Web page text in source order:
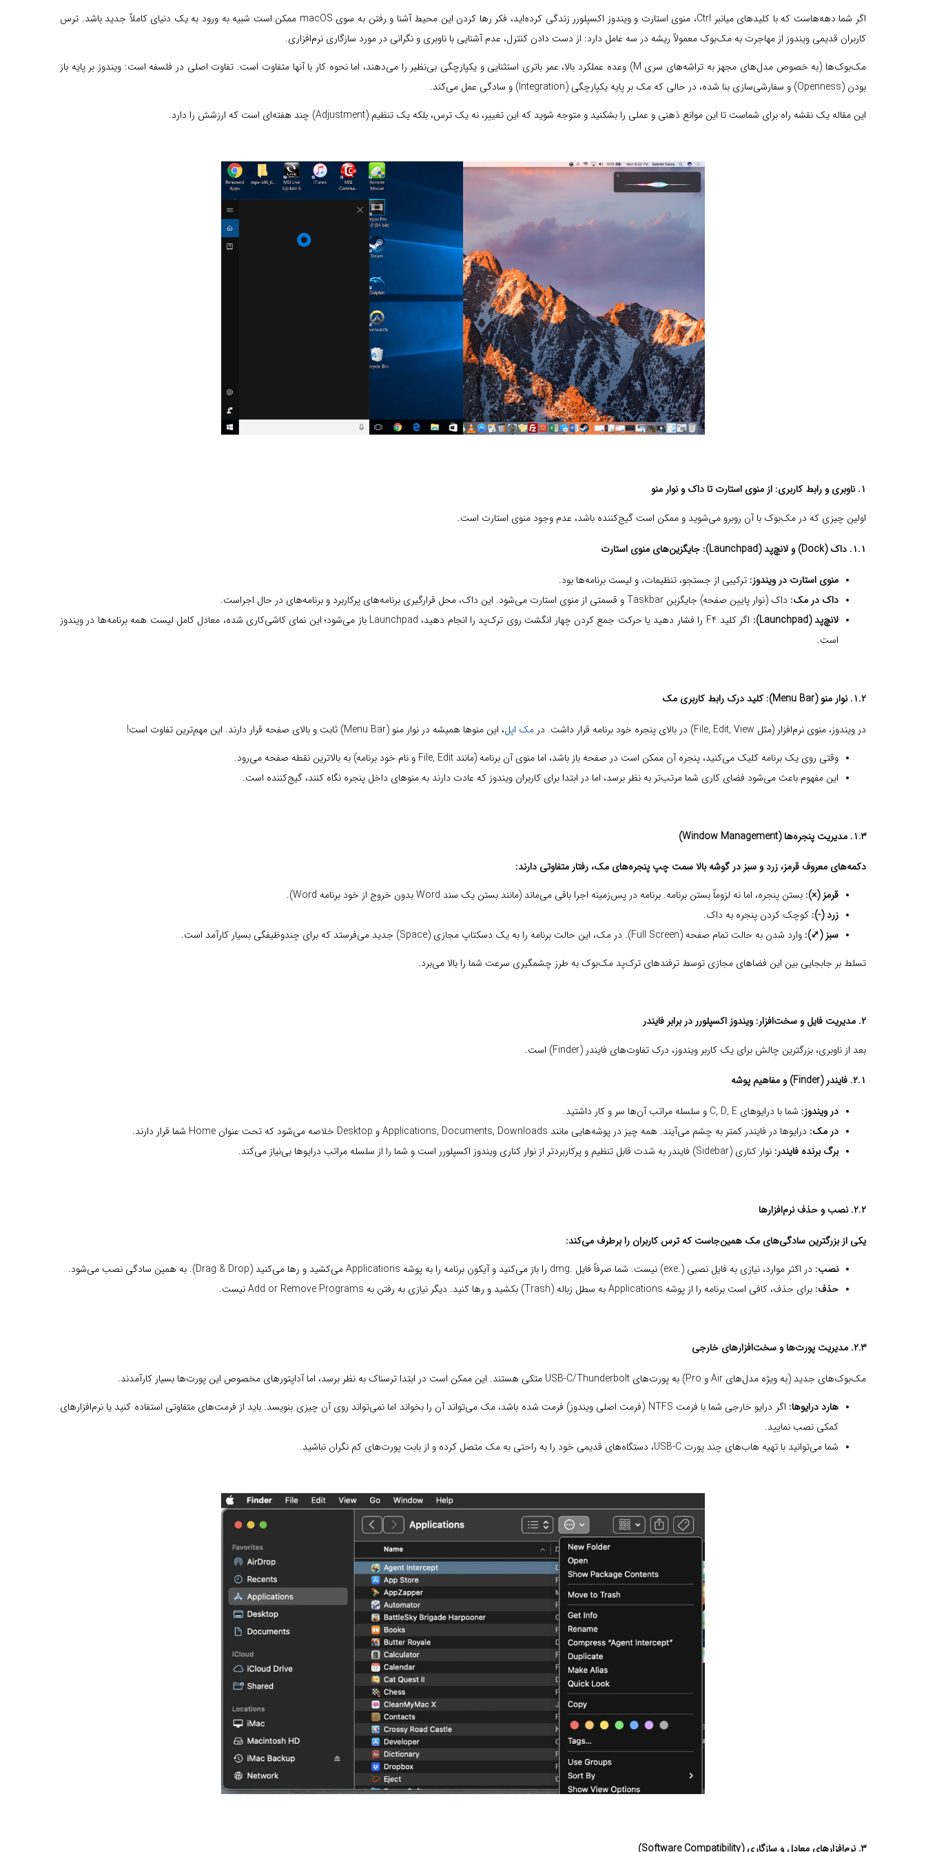
اگر شما دهه‌هاست که با کلیدهای میانبر Ctrl، منوی استارت و ویندوز اکسپلورر زندگی کرده‌اید، فکر رها کردن این محیط آشنا و رفتن به سوی macOS ممکن است شبیه به ورود به یک دنیای کاملاً جدید باشد. ترس
کاربران قدیمی ویندوز از مهاجرت به مک‌بوک معمولاً ریشه در سه عامل دارد: از دست دادن کنترل، عدم آشنایی با ناوبری و نگرانی در مورد سازگاری نرم‌افزاری.
مک‌بوک‌ها (به خصوص مدل‌های مجهز به تراشه‌های سری M) وعده عملکرد بالا، عمر باتری استثنایی و یکپارچگی بی‌نظیر را می‌دهند، اما نحوه کار با آنها متفاوت است. تفاوت اصلی در فلسفه است: ویندوز بر پایه باز
بودن (Openness) و سفارشی‌سازی بنا شده، در حالی که مک بر پایه یکپارچگی (Integration) و سادگی عمل می‌کند.
این مقاله یک نقشه راه برای شماست تا این موانع ذهنی و عملی را بشکنید و متوجه شوید که این تغییر، نه یک ترس، بلکه یک تنظیم (Adjustment) چند هفته‌ای است که ارزشش را دارد.
۱. ناوبری و رابط کاربری:
از منوی استارت تا داک و نوار منو
اولین چیزی که در مک‌بوک با آن روبرو می‌شوید و ممکن است گیج‌کننده باشد، عدم وجود منوی استارت است.
۱.۱. داک (Dock) و لانچ‌پد (Launchpad): جایگزین‌های منوی استارت
منوی استارت در ویندوز: ترکیبی از جستجو، تنظیمات، و لیست برنامه‌ها بود.
داک در مک: داک (نوار پایین صفحه) جایگزین Taskbar و قسمتی از منوی استارت می‌شود. این داک، محل قرارگیری برنامه‌های پرکاربرد و برنامه‌های در حال اجراست.
لانچ‌پد (Launchpad):
اگر کلید F4 را فشار دهید یا حرکت جمع کردن چهار انگشت روی ترک‌پد را انجام دهید، Launchpad باز می‌شود؛ این نمای کاشی‌کاری شده، معادل کامل لیست همه برنامه‌ها در ویندوز
است.
۱.۲. نوار منو (Menu Bar): کلید درک رابط کاربری مک
در ویندوز، منوی نرم‌افزار (مثل File, Edit, View) در بالای پنجره خود برنامه قرار داشت. در مک اپل، این منوها همیشه در نوار منو (Menu Bar) ثابت و بالای صفحه قرار دارند. این مهم‌ترین تفاوت است!
وقتی روی یک برنامه کلیک می‌کنید، پنجره آن ممکن است در صفحه باز باشد، اما منوی آن برنامه (مانند File, Edit و نام خود برنامه) به بالاترین نقطه صفحه می‌رود.
این مفهوم باعث می‌شود فضای کاری شما مرتب‌تر به نظر برسد، اما در ابتدا برای کاربران ویندوز که عادت دارند به منوهای داخل پنجره نگاه کنند، گیج‌کننده است.
۱.۳. مدیریت پنجره‌ها (Window Management)
دکمه‌های معروف قرمز، زرد و سبز در گوشه بالا سمت چپ پنجره‌های مک، رفتار متفاوتی دارند:
قرمز (×): بستن پنجره، اما نه لزوماً بستن برنامه. برنامه در پس‌زمینه اجرا باقی می‌ماند (مانند بستن یک سند Word بدون خروج از خود برنامه Word).
زرد (-): کوچک کردن پنجره به داک.
سبز (⤢): وارد شدن به حالت تمام صفحه (Full Screen). در مک، این حالت برنامه را به یک دسکتاپ مجازی (Space) جدید می‌فرستد که برای چندوظیفگی بسیار کارآمد است.
تسلط بر جابجایی بین این فضاهای مجازی توسط ترفندهای ترک‌پد مک‌بوک به طرز چشمگیری سرعت شما را بالا می‌برد.
۲. مدیریت فایل و سخت‌افزار:
ویندوز اکسپلورر در برابر فایندر
بعد از ناوبری، بزرگترین چالش برای یک کاربر ویندوز، درک تفاوت‌های فایندر (Finder) است.
۲.۱. فایندر (Finder) و مفاهیم پوشه
در ویندوز: شما با درایوهای C, D, E و سلسله مراتب آن‌ها سر و کار داشتید.
در مک: درایوها در فایندر کمتر به چشم می‌آیند. همه چیز در پوشه‌هایی مانند Applications, Documents, Downloads و Desktop خلاصه می‌شود که تحت عنوان Home شما قرار دارند.
برگ برنده فایندر: نوار کناری (Sidebar) فایندر به شدت قابل تنظیم و پرکاربردتر از نوار کناری ویندوز اکسپلورر است و شما را از سلسله مراتب درایوها بی‌نیاز می‌کند.
۲.۲. نصب و حذف نرم‌افزارها
یکی از بزرگترین سادگی‌های مک همین‌جاست که ترس کاربران را برطرف می‌کند:
نصب: در اکثر موارد، نیازی به فایل نصبی (.exe) نیست. شما صرفاً فایل .dmg را باز می‌کنید و آیکون برنامه را به پوشه Applications می‌کشید و رها می‌کنید (Drag & Drop). به همین سادگی نصب می‌شود.
حذف: برای حذف، کافی است برنامه را از پوشه Applications به سطل زباله (Trash) بکشید و رها کنید. دیگر نیازی به رفتن به Add or Remove Programs نیست.
۲.۳. مدیریت پورت‌ها و سخت‌افزارهای خارجی
مک‌بوک‌های جدید (به ویژه مدل‌های Air و Pro) به پورت‌های USB-C/Thunderbolt متکی هستند. این ممکن است در ابتدا ترسناک به نظر برسد، اما آداپتورهای مخصوص این پورت‌ها بسیار کارآمدند.
هارد درایوها:
اگر درایو خارجی شما با فرمت NTFS (فرمت اصلی ویندوز) فرمت شده باشد، مک می‌تواند آن را بخواند اما نمی‌تواند روی آن چیزی بنویسد. باید از فرمت‌های متفاوتی استفاده کنید یا نرم‌افزارهای
کمکی نصب نمایید.
شما می‌توانید با تهیه هاب‌های چند پورت USB-C، دستگاه‌های قدیمی خود را به راحتی به مک متصل کرده و از بابت پورت‌های کم نگران نباشید.
۳. نرم‌افزارهای معادل و سازگاری (Software Compatibility)